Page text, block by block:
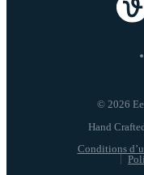
© 2026
Conditions